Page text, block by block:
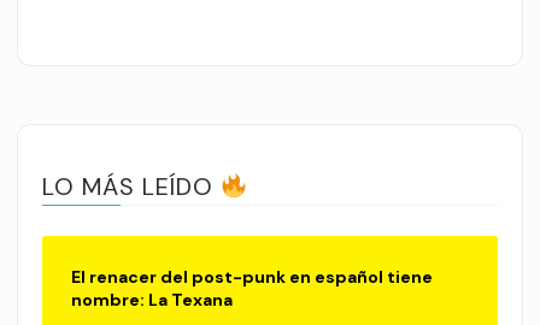
LO MÁS LEÍDO
El renacer del post-punk en español tiene
nombre: La Texana